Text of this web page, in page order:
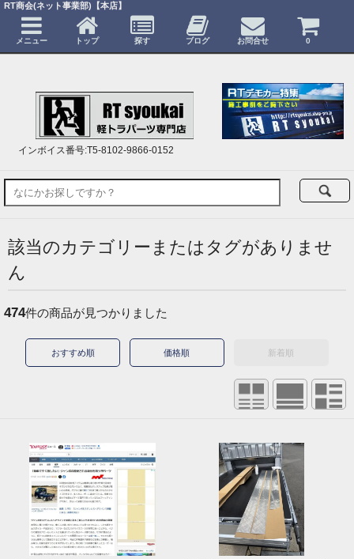
インボイス番号:T5-8102-9866-0152
該当のカテゴリーまたはタグがありませ
ん
474件の商品が見つかりました
おすすめ順 価格順 新着順
RT商会(ネット事業部)【本店】
メニュー トップ 探す ブログ お問合せ 0